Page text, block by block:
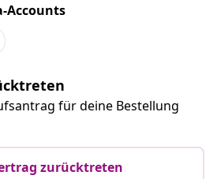
Accounts
für deine Bestellung
zurücktreten